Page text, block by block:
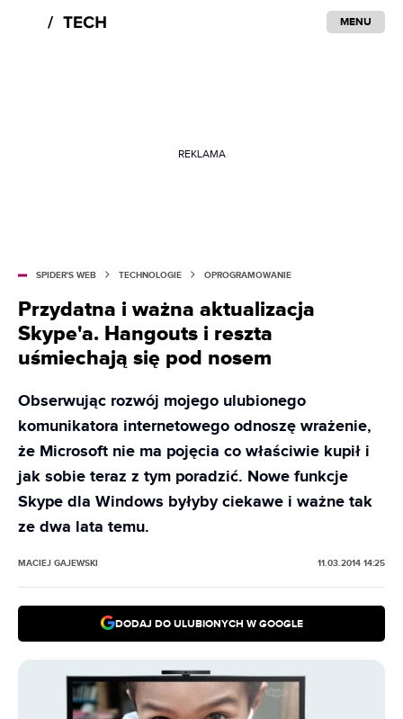
MENU
REKLAMA
SPIDER'S WEB TECHNOLOGIE OPROGRAMOWANIE
Przydatna i ważna aktualizacja
Skype'a. Hangouts i reszta
uśmiechają się pod nosem
Obserwując rozwój mojego ulubionego
komunikatora internetowego odnoszę wrażenie,
że Microsoft nie ma pojęcia co właściwie kupił i
jak sobie teraz z tym poradzić. Nowe funkcje
Skype dla Windows byłyby ciekawe i ważne tak
ze dwa lata temu.
MACIEJ GAJEWSKI 11.03.2014 14:25
DODAJ DO ULUBIONYCH W GOOGLE